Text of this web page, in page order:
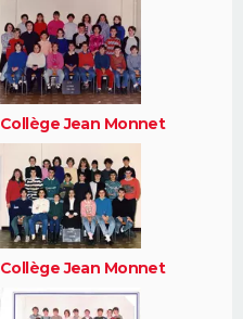
Collège Jean Monnet
Collège Jean Monnet